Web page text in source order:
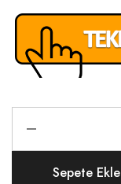
Sepete Ekle